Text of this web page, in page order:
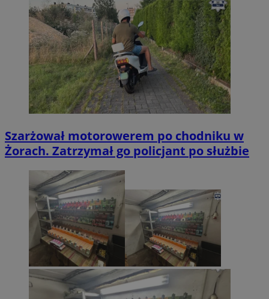
Szarżował motorowerem po chodniku w
Żorach. Zatrzymał go policjant po służbie